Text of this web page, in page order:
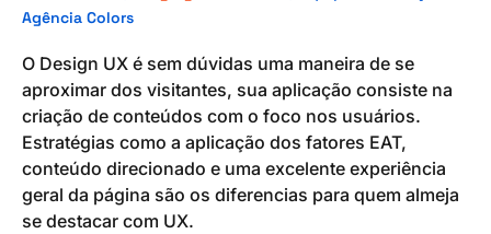
Agência Colors
O Design UX é sem dúvidas uma maneira de se
aproximar dos visitantes, sua aplicação consiste na
criação de conteúdos com o foco nos usuários.
Estratégias como a aplicação dos fatores EAT,
conteúdo direcionado e uma excelente experiência
geral da página são os diferencias para quem almeja
se destacar com UX.
bola
vez:
fique
por
dentro
das
tendências